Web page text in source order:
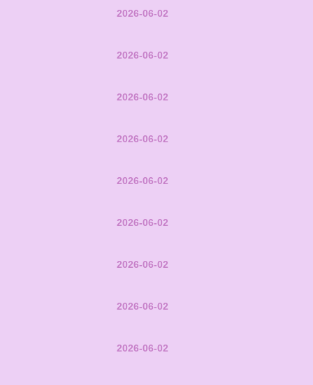
2026-06-02
2026-06-02
2026-06-02
2026-06-02
2026-06-02
2026-06-02
2026-06-02
2026-06-02
2026-06-02